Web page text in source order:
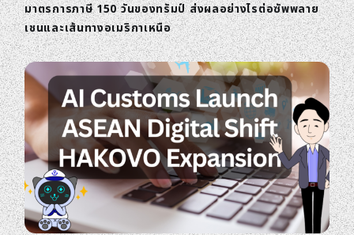
มาตรการภาษี 150 วันของทรัมป์ ส่งผลอย่างไรต่อซัพพลาย
เชนและเส้นทางอเมริกาเหนือ